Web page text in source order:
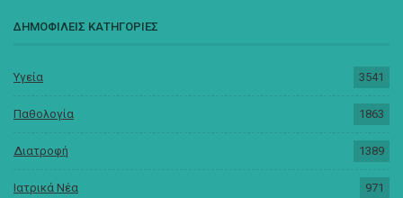
ΔΗΜΟΦΙΛΕΙΣ ΚΑΤΗΓΟΡΙΕΣ
Υγεία 3541
Παθολογία 1863
Διατροφή 1389
Ιατρικά Νέα 971